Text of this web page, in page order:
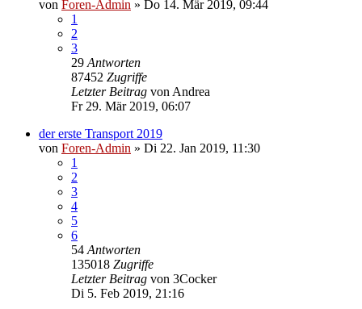
von Foren-Admin » Do 14. Mär 2019, 09:44
1
2
3
29 Antworten
87452 Zugriffe
Letzter Beitrag von Andrea
Fr 29. Mär 2019, 06:07
der erste Transport 2019
von Foren-Admin » Di 22. Jan 2019, 11:30
1
2
3
4
5
6
54 Antworten
135018 Zugriffe
Letzter Beitrag von 3Cocker
Di 5. Feb 2019, 21:16